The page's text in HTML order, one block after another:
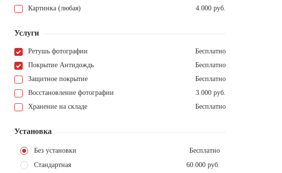
Картинка (любая)
4.000 руб.
Услуги
Ретушь фотографии
Бесплатно
Покрытие Антидождь
Бесплатно
Защитное покрытие
Бесплатно
Восстановление фотографии
3.000 руб.
Хранение на складе
Бесплатно
Установка
Без установки
Бесплатно
Стандартная
60.000 руб.